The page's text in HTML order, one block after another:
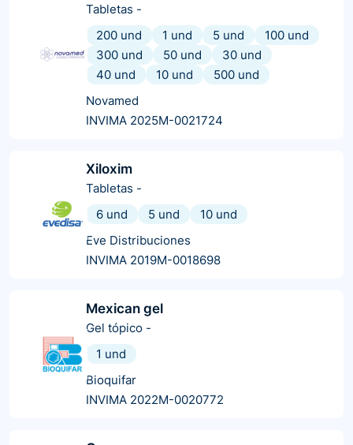
Tabletas -
200 und
1 und 5 und
100 und
300 und
50 und
30 und
40 und
10 und
500 und
Novamed
INVIMA 2025M-0021724
Xiloxim
Tabletas -
6 und
5 und
10 und
Eve Distribuciones
INVIMA 2019M-0018698
Mexican gel
Gel tópico -
1 und
Bioquifar
INVIMA 2022M-0020772